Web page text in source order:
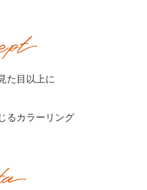
た目以上に
るカラーリング